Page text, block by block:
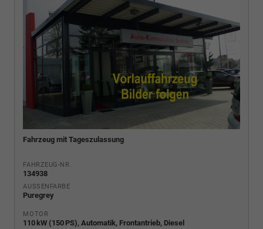
Fahrzeug mit Tageszulassung
FAHRZEUG-NR.
134938
AUSSENFARBE
Puregrey
MOTOR
110 kW (150 PS), Automatik, Frontantrieb, Diesel